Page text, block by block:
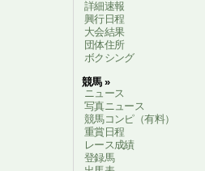
詳細速報
興行日程
大会結果
団体住所
ボクシング
競馬 »
ニュース
写真ニュース
競馬コンピ（有料）
重賞日程
レース成績
登録馬